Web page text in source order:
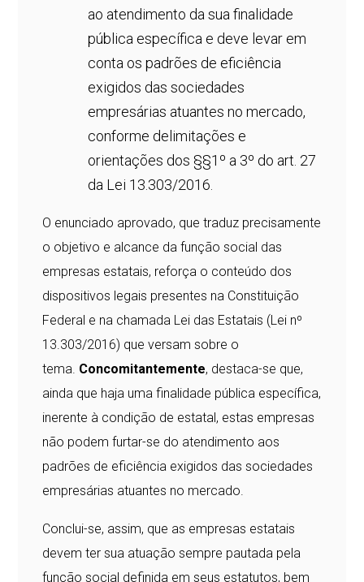
ao atendimento da sua finalidade
pública específica e deve levar em
conta os padrões de eficiência
exigidos das sociedades
empresárias atuantes no mercado,
conforme delimitações e
orientações dos §§1º a 3º do art. 27
da Lei 13.303/2016.
O enunciado aprovado, que traduz precisamente
o objetivo e alcance da função social das
empresas estatais, reforça o conteúdo dos
dispositivos legais presentes na Constituição
Federal e na chamada Lei das Estatais (Lei nº
13.303/2016) que versam sobre o
tema. Concomitantemente, destaca-se que,
ainda que haja uma finalidade pública específica,
inerente à condição de estatal, estas empresas
não podem furtar-se do atendimento aos
padrões de eficiência exigidos das sociedades
empresárias atuantes no mercado.
Conclui-se, assim, que as empresas estatais
devem ter sua atuação sempre pautada pela
função social definida em seus estatutos, bem